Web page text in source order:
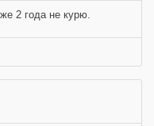
2 года не курю.